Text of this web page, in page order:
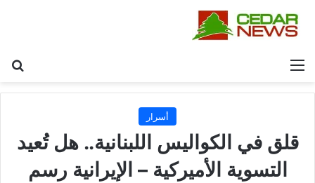
القائمة
أسرار
قلق في الكواليس اللبنانية.. هل تُعيد
التسوية الأميركية – الإيرانية رسم